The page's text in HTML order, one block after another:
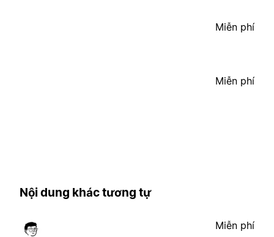
Miễn phí
Miễn phí
Nội dung khác tương tự
Miễn phí